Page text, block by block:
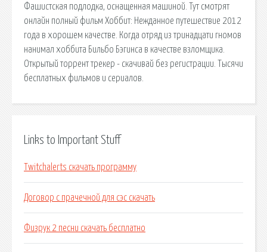
Фашистская подлодка, оснащенная машиной. Тут смотрят
онлайн полный фильм Хоббит: Нежданное путешествие 2012
года в хорошем качестве. Когда отряд из тринадцати гномов
нанимал хоббита Бильбо Бэгинса в качестве взломщика.
Открытый торрент трекер - скачивай без регистрации. Тысячи
бесплатных фильмов и сериалов.
Links to Important Stuff
Twitchalerts скачать программу
Договор с прачечной для сэс скачать
Физрук 2 песни скачать бесплатно